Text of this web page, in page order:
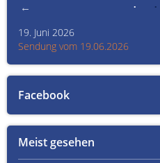
Meist gesehen
Facebook
19. Juni 2026
Sendung vom 19.06.2026